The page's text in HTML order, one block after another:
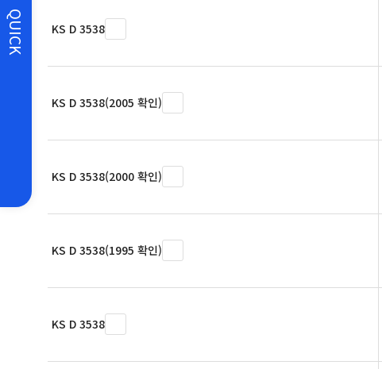
QUICK KS D 3538
KS D 3538(2005 확인)
KS D 3538(2000 확인)
KS D 3538(1995 확인)
KS D 3538